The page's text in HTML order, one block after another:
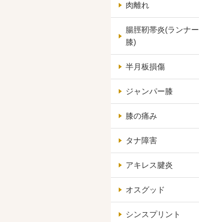
肉離れ
腸脛靭帯炎(ランナー
膝)
半月板損傷
ジャンパー膝
膝の痛み
タナ障害
アキレス腱炎
オスグッド
シンスプリント